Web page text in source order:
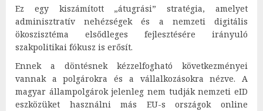
Ez egy kiszámított „átugrási” stratégia, amelyet
adminisztratív nehézségek és a nemzeti digitális
ökoszisztéma elsődleges fejlesztésére irányuló
szakpolitikai fókusz is erősít.
Ennek a döntésnek kézzelfogható következményei
vannak a polgárokra és a vállalkozásokra nézve. A
magyar állampolgárok jelenleg nem tudják nemzeti eID
eszközüket használni más EU-s országok online